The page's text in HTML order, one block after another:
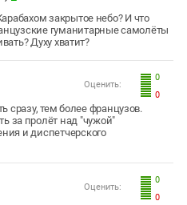
закрытое небо? И что
гуманитарные самолёты
Духу хватит?
0
0
Оценить:
сразу, тем более французов.
за пролёт над "чужой"
и диспетчерского
0
0
Оценить: